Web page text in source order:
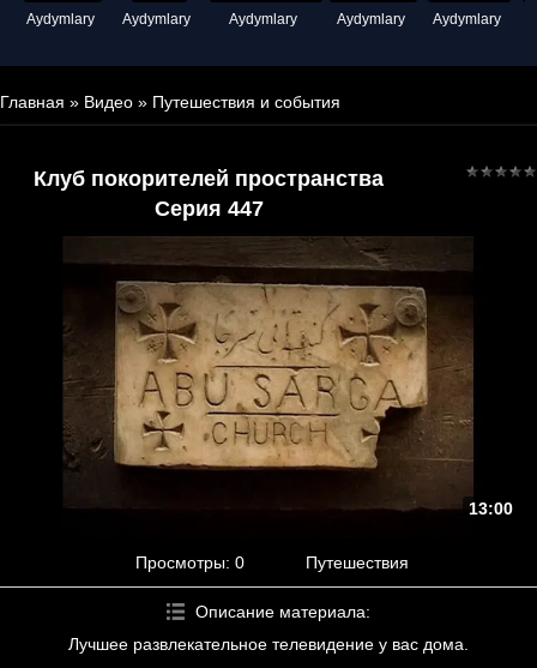
Aydymlary Aydymlary Aydymlary Aydymlary Aydymlary
Главная » Видео » Путешествия и события
Клуб покорителей пространства
Серия 447
13:00
Просмотры: 0 Путешествия
Описание материала:
Лучшее развлекательное телевидение у вас дома.